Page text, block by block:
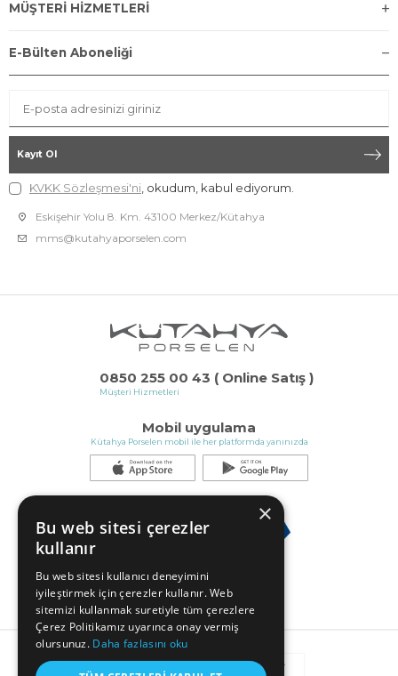
0850 255 00 43 ( Online Satış )
Müşteri Hizmetleri
Mobil uygulama
Kütahya Porselen mobil ile her platformda yanınızda
MÜŞTERİ HİZMETLERİ
E-Bülten Aboneliği
Kayıt Ol
KVKK Sözleşmesi'ni , okudum, kabul ediyorum.
Eskişehir Yolu 8. Km. 43100 Merkez/Kütahya
mms@kutahyaporselen.com
×
Bu web sitesi çerezler
kullanır
Bu web sitesi kullanıcı deneyimini
iyileştirmek için çerezler kullanır. Web
sitemizi kullanmak suretiyle tüm çerezlere
Çerez Politikamız uyarınca onay vermiş
olursunuz. Daha fazlasını oku